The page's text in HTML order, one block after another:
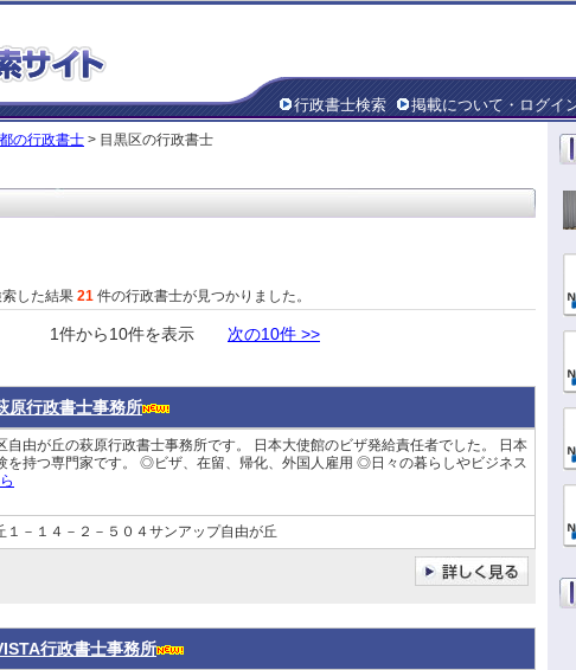
行政書士検索 掲載について・ログイ
の行政書士 > 目黒区の行政書士
索した結果 21 件の行政書士が見つかりました。
1件から10件を表示 次の10件 >>
原行政書士事務所
自由が丘の萩原行政書士事務所です。 日本大使館のビザ発給責任者でした。 日本
を持つ専門家です。 ◎ビザ、在留、帰化、外国人雇用 ◎日々の暮らしやビジネス
１－１４－２－５０４サンアップ自由が丘
行政書士事務所